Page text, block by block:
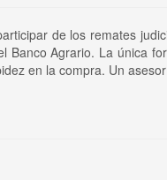
de los remates
Banco Agrario. La única
en la compra. Un